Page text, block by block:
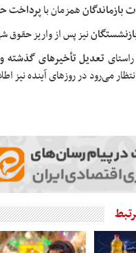
بازماندگانهمزمان باپرداخت
نیز پس از واریز حقوق
تعدیل تأخیرهای گذشته
می‌رود در روزهای آینده نیز